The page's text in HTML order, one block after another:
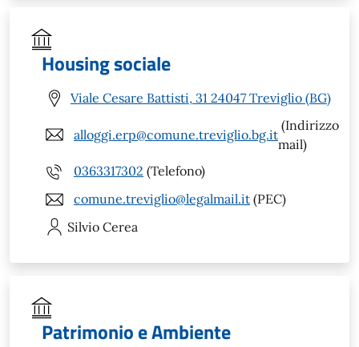
Housing sociale
Viale Cesare Battisti, 31 24047 Treviglio (BG)
alloggi.erp@comune.treviglio.bg.it
(Indirizzo
mail)
0363317302 (Telefono)
comune.treviglio@legalmail.it (PEC)
Silvio Cerea
Patrimonio e Ambiente